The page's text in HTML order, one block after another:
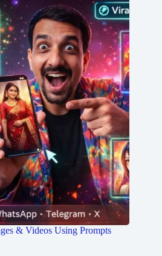
& Videos Using Prompts